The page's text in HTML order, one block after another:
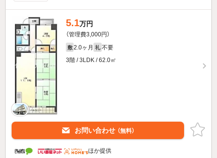
5.1万円
（管理費3,000円）
敷 2.0ヶ月 礼 不要
3階 / 3LDK / 62.0㎡
お問い合わせ （無料）
ほか提供